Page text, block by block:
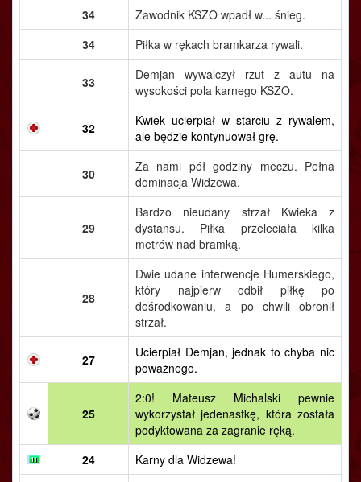
34
Zawodnik KSZO wpadł w... śnieg.
34
Piłka w rękach bramkarza rywali.
33
Demjan wywalczył rzut z autu na
wysokości pola karnego KSZO.
32
Kwiek ucierpiał w starciu z rywalem,
ale będzie kontynuował grę.
30
Za nami pół godziny meczu. Pełna
dominacja Widzewa.
29
Bardzo nieudany strzał Kwieka z
dystansu. Piłka przeleciała kilka
metrów nad bramką.
28
Dwie udane interwencje Humerskiego,
który najpierw odbił piłkę po
dośrodkowaniu, a po chwili obronił
strzał.
27
Ucierpiał Demjan, jednak to chyba nic
poważnego.
25
2:0! Mateusz Michalski pewnie
wykorzystał jedenastkę, która została
podyktowana za zagranie ręką.
24
Karny dla Widzewa!